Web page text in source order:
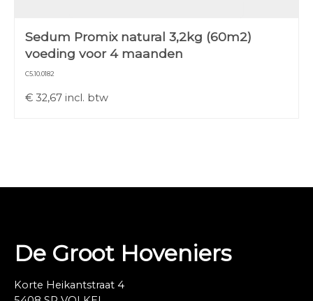
Sedum Promix natural 3,2kg (60m2)
voeding voor 4 maanden
C5.10.0182
€ 32,67 incl. btw
De Groot Hoveniers
Korte Heikantstraat 4